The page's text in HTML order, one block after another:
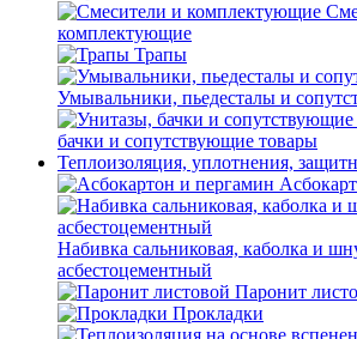
комплектующие
Трапы
Умывальники, пьедесталы и
бачки и сопутствующие товары
Теплоизоляция, уплотнения,
Набивка сальниковая, каболка и
асбестоцементный
Паронит
Прокладки